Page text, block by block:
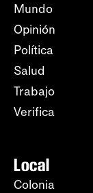
Mundo
Opinión
Política
Salud
Trabajo
Verifica
Local
Colonia